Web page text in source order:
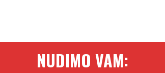
NUDIMO VAM: